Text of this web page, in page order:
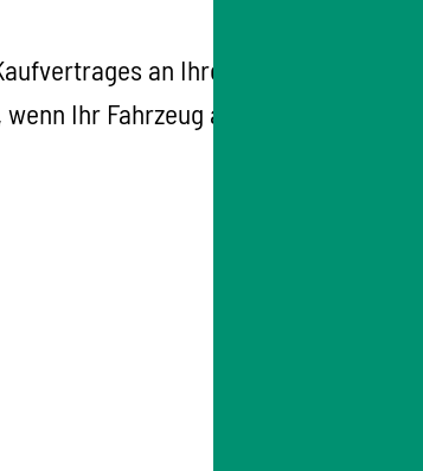
an Ihre Versicherungsgesel
wenn Ihr Fahrzeug abgemeldet oder